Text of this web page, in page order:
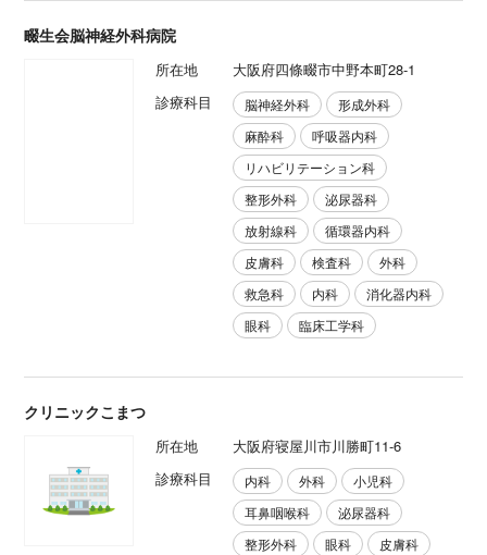
畷生会脳神経外科病院
所在地
大阪府四條畷市中野本町28-1
診療科目
脳神経外科
形成外科
麻酔科
呼吸器内科
リハビリテーション科
整形外科
泌尿器科
放射線科
循環器内科
皮膚科
検査科
外科
救急科
内科
消化器内科
眼科
臨床工学科
クリニックこまつ
所在地
大阪府寝屋川市川勝町11-6
診療科目
内科 外科
小児科
耳鼻咽喉科
泌尿器科
整形外科
眼科
皮膚科